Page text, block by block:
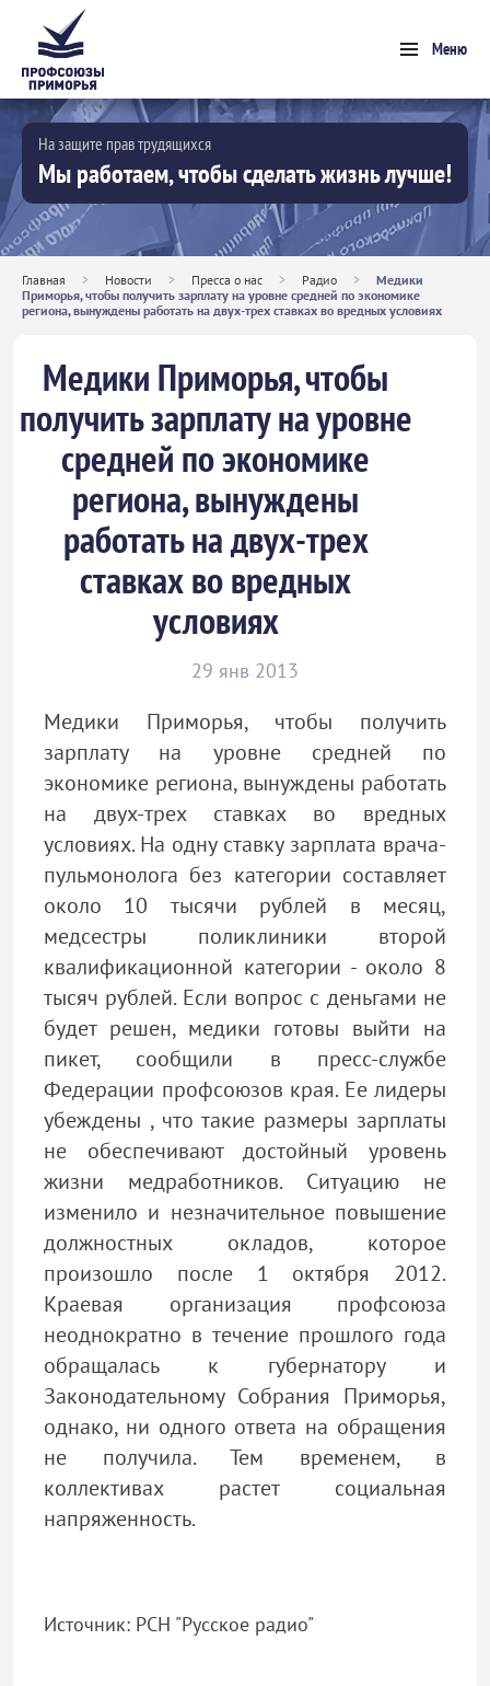
Меню
На защите прав трудящихся
Мы работаем, чтобы сделать жизнь лучше!
Главная > Новости > Пресса о нас > Радио >
Медики
Приморья, чтобы получить зарплату на уровне средней по экономике
региона, вынуждены работать на двух-трех ставках во вредных условиях
Медики Приморья, чтобы
получить зарплату на уровне
средней по экономике
региона, вынуждены
работать на двух-трех
ставках во вредных
условиях
29 янв 2013
Медики Приморья, чтобы получить
зарплату на уровне средней по
экономике региона, вынуждены работать
на двух-трех ставках во вредных
условиях. На одну ставку зарплата врача-
пульмонолога без категории составляет
около 10 тысячи рублей в месяц,
медсестры поликлиники второй
квалификационной категории - около 8
тысяч рублей. Если вопрос с деньгами не
будет решен, медики готовы выйти на
пикет, сообщили в пресс-службе
Федерации профсоюзов края. Ее лидеры
убеждены , что такие размеры зарплаты
не обеспечивают достойный уровень
жизни медработников. Ситуацию не
изменило и незначительное повышение
должностных окладов, которое
произошло после 1 октября 2012.
Краевая организация профсоюза
неоднократно в течение прошлого года
обращалась к губернатору и
Законодательному Собрания Приморья,
однако, ни одного ответа на обращения
не получила. Тем временем, в
коллективах растет социальная
напряженность.
Источник: РСН "Русское радио"